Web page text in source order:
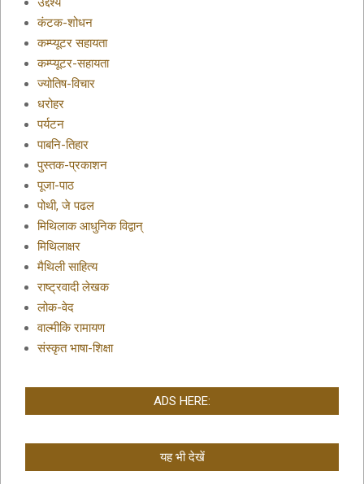
कंटक-शोधन
कम्प्यूटर सहायता
कम्प्यूटर-सहायता
ज्योतिष-विचार
धरोहर
पर्यटन
पाबनि-तिहार
पुस्तक-प्रकाशन
पूजा-पाठ
पोथी, जे पढल
मिथिलाक आधुनिक विद्वान्
मिथिलाक्षर
मैथिली साहित्य
राष्ट्रवादी लेखक
लोक-वेद
वाल्मीकि रामायण
संस्कृत भाषा-शिक्षा
ADS HERE:
यह भी देखें